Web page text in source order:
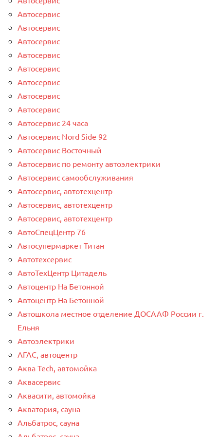
Автосервис
Автосервис
Автосервис
Автосервис
Автосервис
Автосервис
Автосервис
Автосервис
Автосервис 24 часа
Автосервис Nord Side 92
Автосервис Восточный
Автосервис по ремонту автоэлектрики
Автосервис самообслуживания
Автосервис, автотехцентр
Автосервис, автотехцентр
Автосервис, автотехцентр
АвтоСпецЦентр 76
Автосупермаркет Титан
Автотехсервис
АвтоТехЦентр Цитадель
Автоцентр На Бетонной
Автоцентр На Бетонной
Автошкола местное отделение ДОСААФ России г.
Ельня
Автоэлектрики
АГАС, автоцентр
Аква Tech, автомойка
Аквасервис
Аквасити, автомойка
Акватория, сауна
Альбатрос, сауна